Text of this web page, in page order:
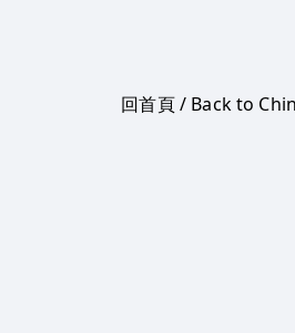
回首頁 / Back to